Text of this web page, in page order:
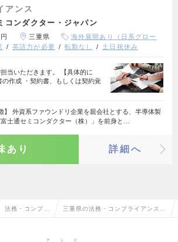
アンス
コンダクター・ジャパン
三重県
海外展開あり（日系グロー
英語力が必要 転勤なし 土日祝休み
当いただきます。 【具体的に
作成 ・契約書、もしくは契約覚
】 外資系ファウンドリ企業を親会社とする、半導体製
士通セミコンダクター（株）」を前身と…
あり 詳細へ
法務・コンプラ 三重県の法務・コンプライアンスの